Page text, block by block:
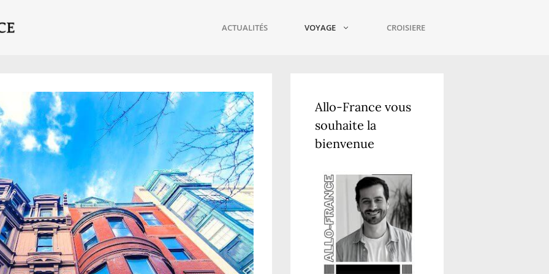
ACTUALITÉS VOYAGE CROISIERE
Allo-France vous
souhaite la
bienvenue